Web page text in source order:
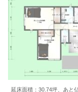
延床面積：30.74坪、あと